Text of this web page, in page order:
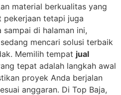
material berkualitas yang
pekerjaan tetapi juga
sampai di halaman ini,
mencari solusi terbaik
Memilih tempat jual
tepat adalah langkah awal
proyek Anda berjalan
anggaran. Di Top Baja,